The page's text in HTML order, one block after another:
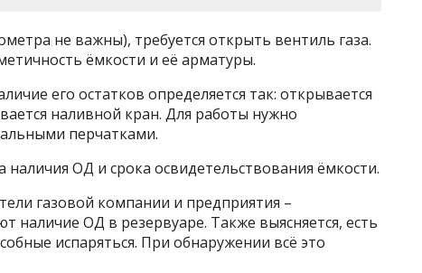
не важны), требуется открыть вентиль газа.
ёмкости и её арматуры.
его остатков определяется так: открывается
наливной кран. Для работы нужно
перчатками.
ОД и срока освидетельствования ёмкости.
газовой компании и предприятия –
наличие ОД в резервуаре. Также выясняется, есть
испаряться. При обнаружении всё это